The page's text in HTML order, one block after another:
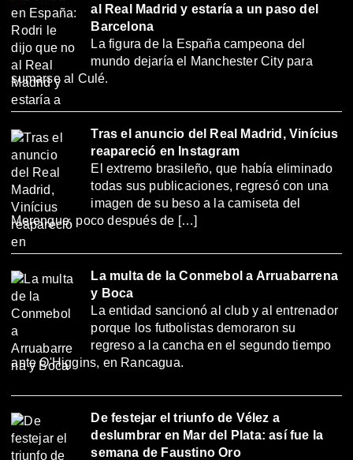
al Real Madrid y estaría a un paso del
Barcelona
La figura de la España campeona del
mundo dejaría el Manchester City para
sumarse al Culé.
Tras el anuncio del Real Madrid, Vinícius
reapareció en Instagram
El extremo brasileño, que había eliminado
todas sus publicaciones, regresó con una
imagen de su beso a la camiseta del
Merengue, poco después de […]
La multa de la Conmebol a Arruabarrena
y Boca
La entidad sancionó al club y al entrenador
porque los futbolistas demoraron su
regreso a la cancha en el segundo tiempo
ante O'Higgins, en Rancagua.
De festejar el triunfo de Vélez a
deslumbrar en Mar del Plata: así fue la
semana de Faustino Oro